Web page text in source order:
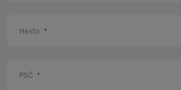
Mesto *
PSČ *